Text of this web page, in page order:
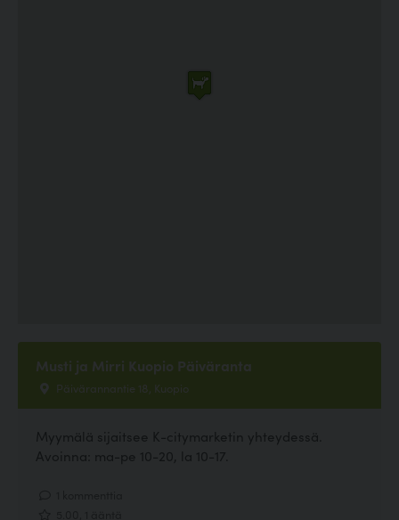
Musti ja Mirri Kuopio Päiväranta
Päivärannantie 18, Kuopio
Myymälä sijaitsee K-citymarketin yhteydessä.
Avoinna: ma-pe 10-20, la 10-17.